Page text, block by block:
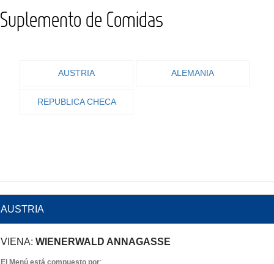
Suplemento de Comidas
AUSTRIA ALEMANIA
REPUBLICA CHECA
AUSTRIA
VIENA: WIENERWALD ANNAGASSE
El Menú está compuesto por: